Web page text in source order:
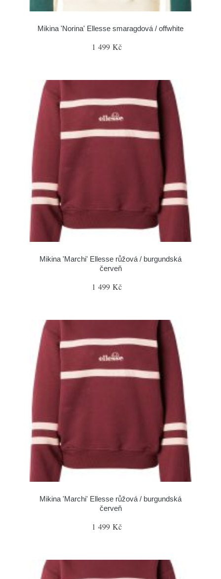
Mikina 'Norina' Ellesse smaragdová / offwhite
1 499 Kč
Mikina 'Marchi' Ellesse růžová / burgundská
červeň
1 499 Kč
Mikina 'Marchi' Ellesse růžová / burgundská
červeň
1 499 Kč